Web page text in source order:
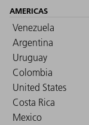
AMERICAS
Venezuela
Argentina
Uruguay
Colombia
United States
Costa Rica
Mexico